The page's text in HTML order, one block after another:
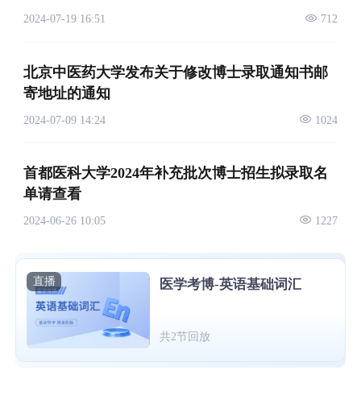
2024-07-19 16:51 712
北京中医药大学发布关于修改博士录取通知书邮
寄地址的通知
2024-07-09 14:24 1024
首都医科大学2024年补充批次博士招生拟录取名
单请查看
2024-06-26 10:05 1227
直播 医学考博-英语基础词汇
共2节回放